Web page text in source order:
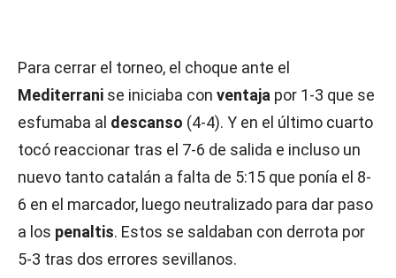
Para cerrar el torneo, el choque ante el
Mediterrani se iniciaba con ventaja por 1-3 que se
esfumaba al descanso (4-4). Y en el último cuarto
tocó reaccionar tras el 7-6 de salida e incluso un
nuevo tanto catalán a falta de 5:15 que ponía el 8-
6 en el marcador, luego neutralizado para dar paso
a los penaltis. Estos se saldaban con derrota por
5-3 tras dos errores sevillanos.